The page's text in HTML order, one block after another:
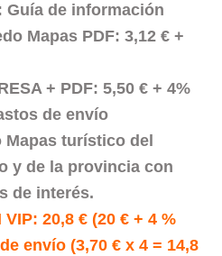
Guía de información
Mapas PDF: 3,12 € +
+ PDF: 5,50 € + 4%
de envío
Mapas turístico del
y de la provincia con
de interés.
VIP: 20,8 € (20 € + 4 %
envío (3,70 € x 4 = 14,8